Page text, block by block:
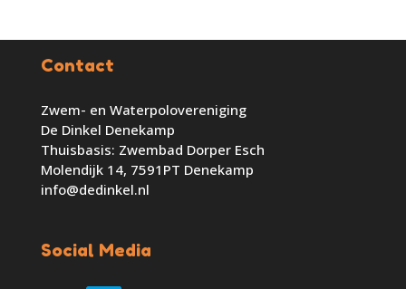
Contact
Zwem- en Waterpolovereniging
De Dinkel Denekamp
Thuisbasis: Zwembad Dorper Esch
Molendijk 14, 7591PT Denekamp
info@dedinkel.nl
Social Media